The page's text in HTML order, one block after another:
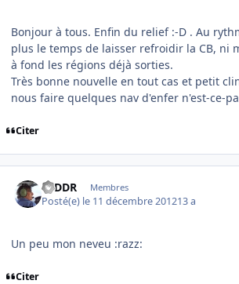
Bonjour à tous. Enfin du relief :-D . Au
plus le temps de laisser refroidir la CB, ni
à fond les régions déjà sorties.
Très bonne nouvelle en tout cas et petit
nous faire quelques nav d'enfer n'est-ce-
Citer
F6DDR Membres
Posté(e) le 11 décembre 201213 a
Un peu mon neveu :razz:
Citer